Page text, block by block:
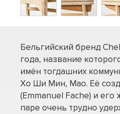
Бельгийский бренд
года, название
имён тогдашних
Хо Ши Мин, Мао. Её
(Emmanuel Fache) и
паре очень трудно